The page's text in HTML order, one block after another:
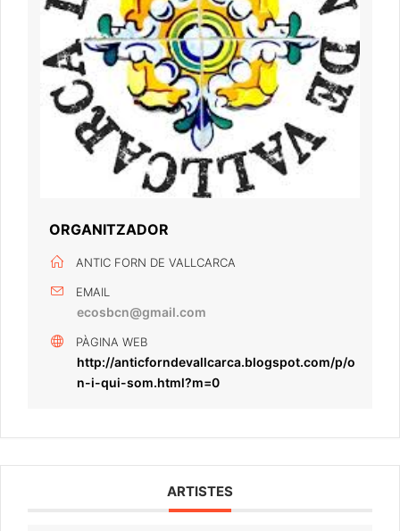
ORGANITZADOR
ANTIC FORN DE VALLCARCA
EMAIL
ecosbcn@gmail.com
PÀGINA WEB
http://anticforndevallcarca.blogspot.com/p/o
n-i-qui-som.html?m=0
ARTISTES